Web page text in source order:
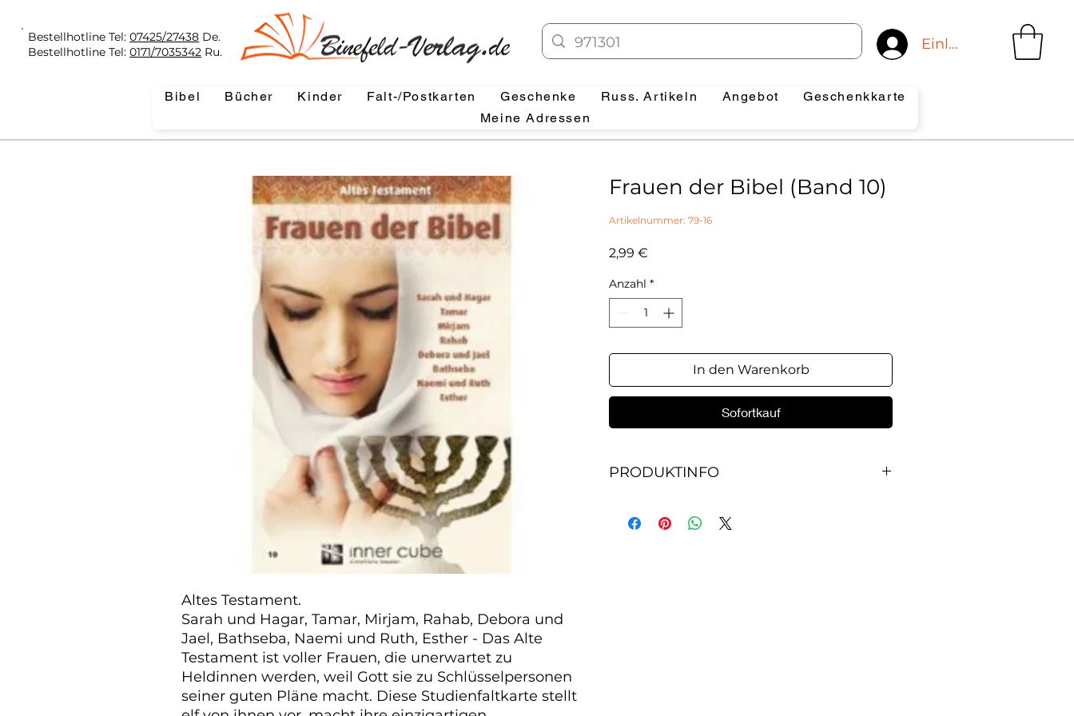
Bestellhotline Tel:07425/27438 De.
Bestellhotline Tel:0171/7035342 Ru. Einloggen
Bibel Bücher Kinder Falt-/Postkarten Geschenke Russ. Artikeln Angebot
Geschenkkarte
Meine Adressen
Altes Testament.
Sarah und Hagar, Tamar, Mirjam, Rahab, Debora und
Jael, Bathseba, Naemi und Ruth, Esther - Das Alte
Testament ist voller Frauen, die unerwartet zu
Heldinnen werden, weil Gott sie zu Schlüsselpersonen
seiner guten Pläne macht. Diese Studienfaltkarte stellt
Frauen der Bibel (Band 10)
Artikelnummer: 79-16
2,99 €
Anzahl *
In den Warenkorb
Sofortkauf
PRODUKTINFO
und Jael, Bathseba, Naemi und Ruth, Esther - Das